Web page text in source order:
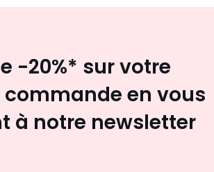
-20%* sur votre
en vous
à notre newsletter